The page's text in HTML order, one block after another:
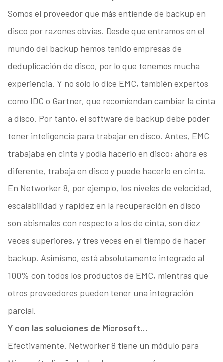
Somos el proveedor que más entiende de backup en
disco por razones obvias. Desde que entramos en el
mundo del backup hemos tenido empresas de
deduplicación de disco, por lo que tenemos mucha
experiencia. Y no solo lo dice EMC, también expertos
como IDC o Gartner, que recomiendan cambiar la cinta
a disco. Por tanto, el software de backup debe poder
tener inteligencia para trabajar en disco. Antes, EMC
trabajaba en cinta y podía hacerlo en disco; ahora es
diferente, trabaja en disco y puede hacerlo en cinta.
En Networker 8, por ejemplo, los niveles de velocidad,
escalabilidad y rapidez en la recuperación en disco
son abismales con respecto a los de cinta, son diez
veces superiores, y tres veces en el tiempo de hacer
backup. Asimismo, está absolutamente integrado al
100% con todos los productos de EMC, mientras que
otros proveedores pueden tener una integración
parcial.
Y con las soluciones de Microsoft…
Efectivamente. Networker 8 tiene un módulo para